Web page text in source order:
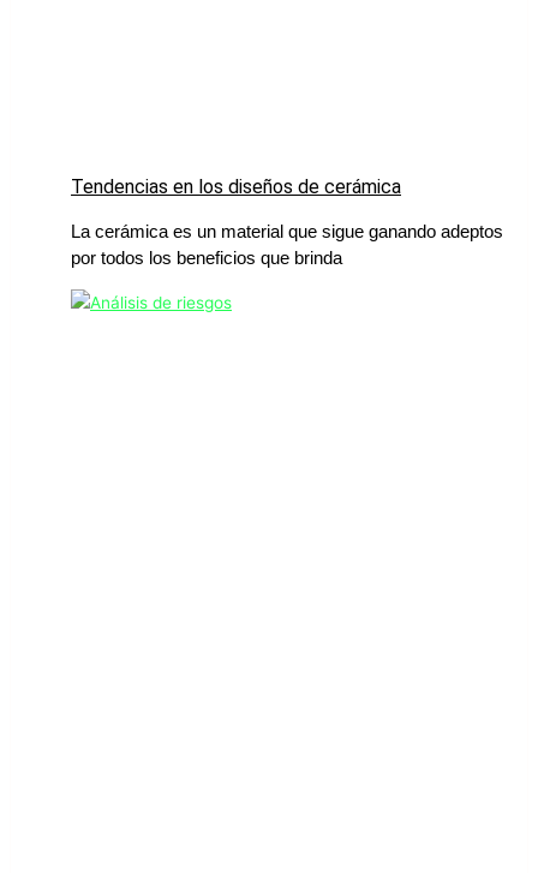
Tendencias en los diseños de cerámica
La cerámica es un material que sigue ganando adeptos
por todos los beneficios que brinda